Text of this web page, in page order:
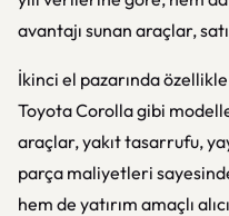
avantajı sunan araçlar,
İkinci el pazarında
Toyota Corolla gibi
araçlar, yakıt tasarrufu,
parça maliyetleri
hem de yatırım amaçlı